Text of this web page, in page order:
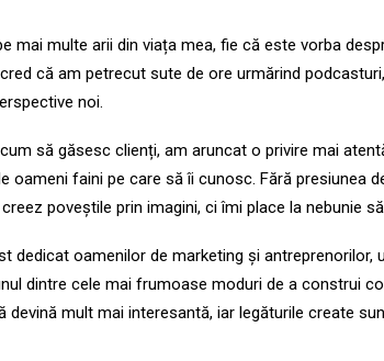
mai multe arii din viața mea, fie că este vorba
că am petrecut sute de ore urmărind
noi.
să găsesc clienți, am aruncat o privire mai
oameni faini pe care să îi cunosc. Fără presiunea
poveștile prin imagini, ci îmi place la nebunie
dedicat oamenilor de marketing și
dintre cele mai frumoase moduri de a construi
mult mai interesantă, iar legăturile create